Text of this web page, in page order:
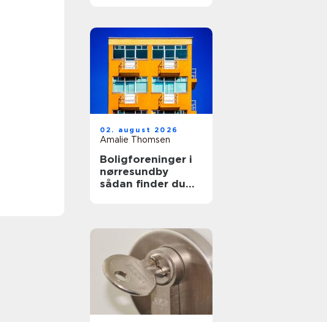
02. august 2026
Amalie Thomsen
Boligforeninger i
nørresundby
sådan finder du